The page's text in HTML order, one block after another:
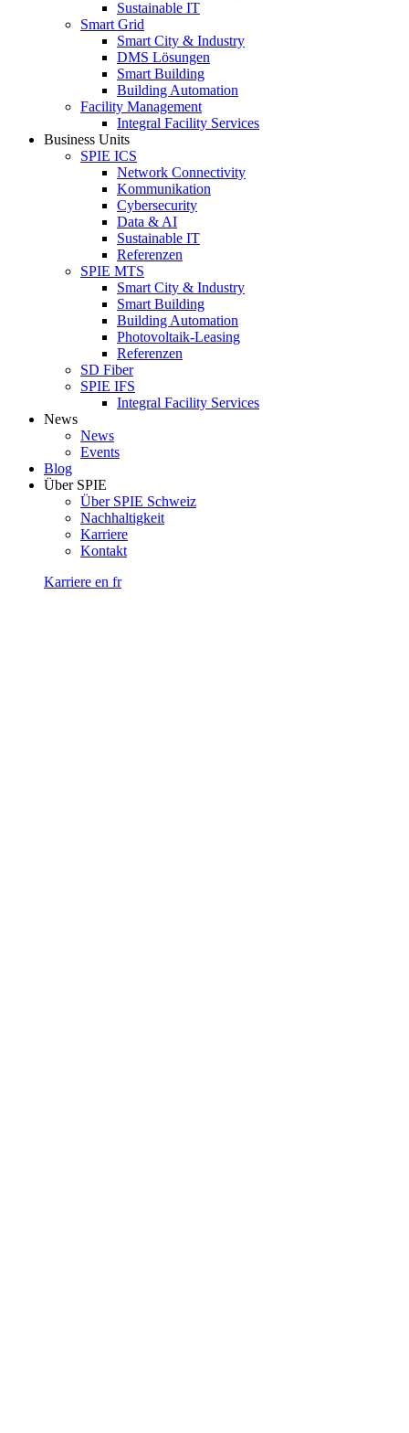
Sustainable IT
Smart Grid
Smart City & Industry
DMS Lösungen
Smart Building
Building Automation
Facility Management
Integral Facility Services
Business Units
SPIE ICS
Network Connectivity
Kommunikation
Cybersecurity
Data & AI
Sustainable IT
Referenzen
SPIE MTS
Smart City & Industry
Smart Building
Building Automation
Photovoltaik-Leasing
Referenzen
SD Fiber
SPIE IFS
Integral Facility Services
News
News
Events
Blog
Über SPIE
Über SPIE Schweiz
Nachhaltigkeit
Karriere
Kontakt
Karriere en fr